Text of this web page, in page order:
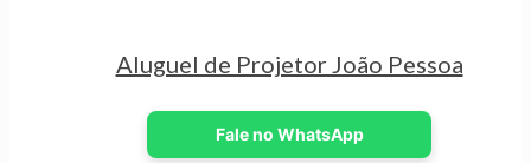
Aluguel de Projetor João Pessoa
Fale no WhatsApp